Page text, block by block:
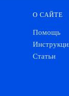
О САЙТЕ
Помощь
Статьи